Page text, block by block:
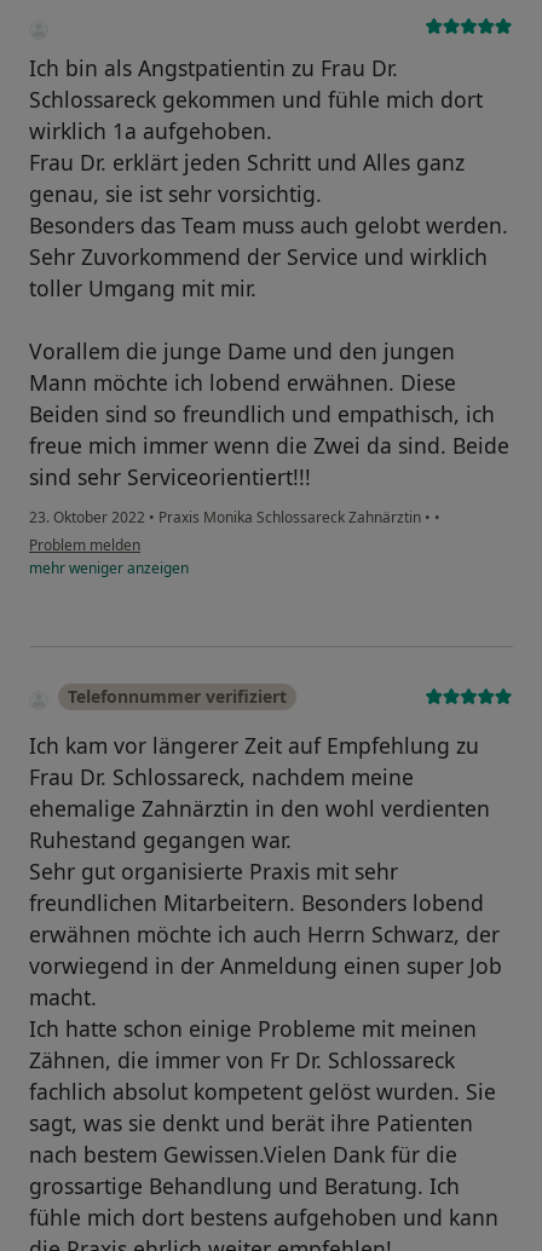
Ich bin als Angstpatientin zu Frau Dr.
Schlossareck gekommen und fühle mich dort
wirklich 1a aufgehoben.
Frau Dr. erklärt jeden Schritt und Alles ganz
genau, sie ist sehr vorsichtig.
Besonders das Team muss auch gelobt werden.
Sehr Zuvorkommend der Service und wirklich
toller Umgang mit mir.
Vorallem die junge Dame und den jungen
Mann möchte ich lobend erwähnen. Diese
Beiden sind so freundlich und empathisch, ich
freue mich immer wenn die Zwei da sind. Beide
sind sehr Serviceorientiert!!!
23. Oktober 2022 • Praxis Monika Schlossareck Zahnärztin • •
Problem melden
mehrwenigeranzeigen
Telefonnummer verifiziert
Ich kam vor längerer Zeit auf Empfehlung zu
Frau Dr. Schlossareck, nachdem meine
ehemalige Zahnärztin in den wohl verdienten
Ruhestand gegangen war.
Sehr gut organisierte Praxis mit sehr
freundlichen Mitarbeitern. Besonders lobend
erwähnen möchte ich auch Herrn Schwarz, der
vorwiegend in der Anmeldung einen super Job
macht.
Ich hatte schon einige Probleme mit meinen
Zähnen, die immer von Fr Dr. Schlossareck
fachlich absolut kompetent gelöst wurden. Sie
sagt, was sie denkt und berät ihre Patienten
nach bestem Gewissen.Vielen Dank für die
grossartige Behandlung und Beratung. Ich
fühle mich dort bestens aufgehoben und kann